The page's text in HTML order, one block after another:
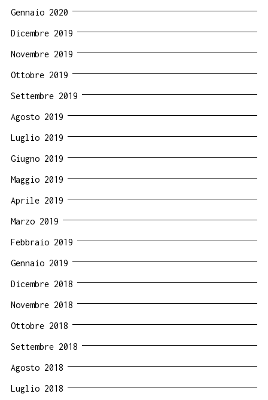
Gennaio 2020
Dicembre 2019
Novembre 2019
Ottobre 2019
Settembre 2019
Agosto 2019
Luglio 2019
Giugno 2019
Maggio 2019
Aprile 2019
Marzo 2019
Febbraio 2019
Gennaio 2019
Dicembre 2018
Novembre 2018
Ottobre 2018
Settembre 2018
Agosto 2018
Luglio 2018